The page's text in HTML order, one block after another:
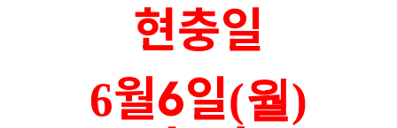
현충일
6월6일(월)